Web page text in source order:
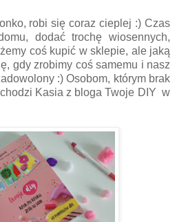
robi się coraz cieplej :) Czas
dodać trochę wiosennych,
coś kupić w sklepie, ale jaką
gdy zrobimy coś samemu i nasz
:) Osobom, którym brak
Kasia z bloga Twoje DIY w